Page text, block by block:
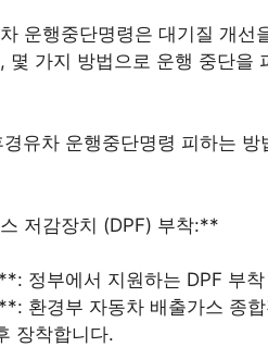
운행중단명령은 대기질 개
몇 가지 방법으로 운행 중단을
유차 운행중단명령 피하는 방
저감장치 (DPF) 부착:**
정부에서 지원하는 DPF 부착
환경부 자동차 배출가스 종
장착합니다.